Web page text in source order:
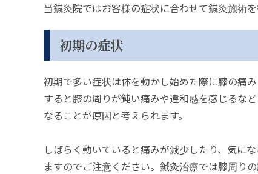
当鍼灸院ではお客様の症状に合わせて鍼灸施術を
初期の症状
初期で多い症状は体を動かし始めた際に膝の痛
すると膝の周りが鈍い痛みや違和感を感じるな
なることが原因と考えられます。
しばらく動いていると痛みが減少したり、気に
ますのでご注意ください。鍼灸治療では膝周り